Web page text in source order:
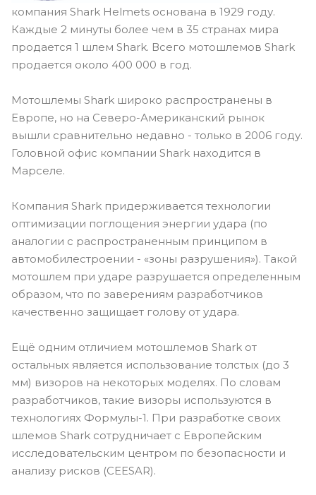
компания Shark Helmets основана в 1929 году.
Каждые 2 минуты более чем в 35 странах мира
продается 1 шлем Shark. Всего мотошлемов Shark
продается около 400 000 в год.
Мотошлемы Shark широко распространены в
Европе, но на Северо-Американский рынок
вышли сравнительно недавно - только в 2006 году.
Головной офис компании Shark находится в
Марселе.
Компания Shark придерживается технологии
оптимизации поглощения энергии удара (по
аналогии с распространенным принципом в
автомобилестроении - «зоны разрушения»). Такой
мотошлем при ударе разрушается определенным
образом, что по заверениям разработчиков
качественно защищает голову от удара.
Ещё одним отличием мотошлемов Shark от
остальных является использование толстых (до 3
мм) визоров на некоторых моделях. По словам
разработчиков, такие визоры используются в
технологиях Формулы-1. При разработке своих
шлемов Shark сотрудничает с Европейским
исследовательским центром по безопасности и
анализу рисков (CEESAR).